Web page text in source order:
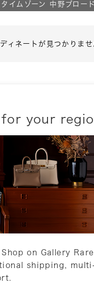
タイムゾーン 中野ブロー
ィネートが見つかりま
your
on Gallery Rare
shipping,
配送に
配送業者：
ご注文確認
営業日以内
が一出荷が
詳しくはこ